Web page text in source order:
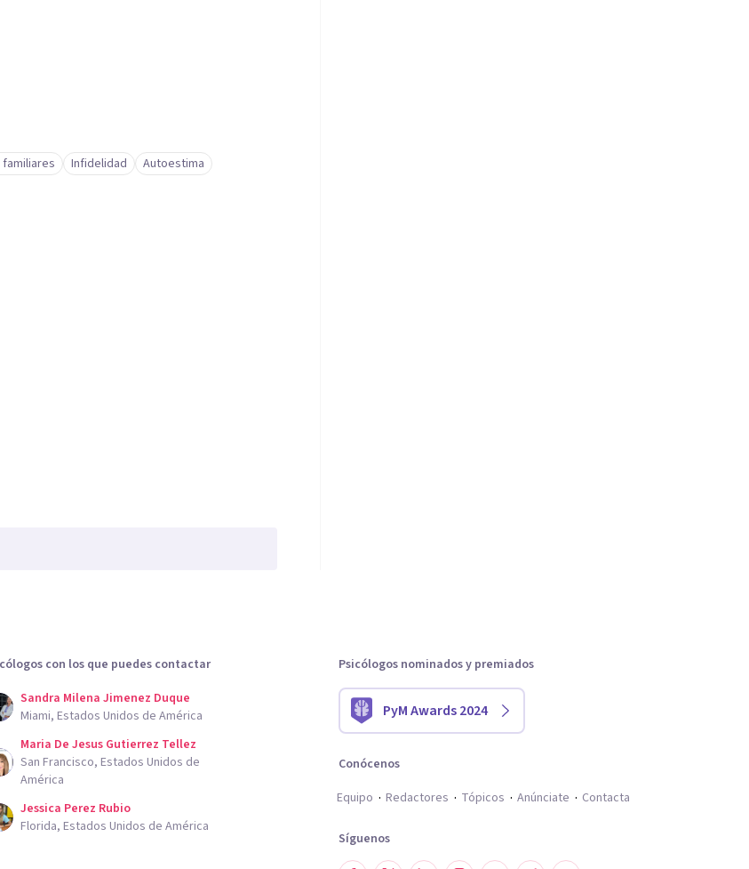
Infidelidad
Autoestima
con los que puedes contactar
Sandra Milena Jimenez Duque
Miami, Estados Unidos de América
Maria De Jesus Gutierrez Tellez
San Francisco, Estados Unidos de
América
Jessica Perez Rubio
Florida, Estados Unidos de América
Psicólogos nominados y premiados
PyM Awards 2024
Conócenos
Equipo
Redactores Tópicos Anúnciate Contacta
Síguenos